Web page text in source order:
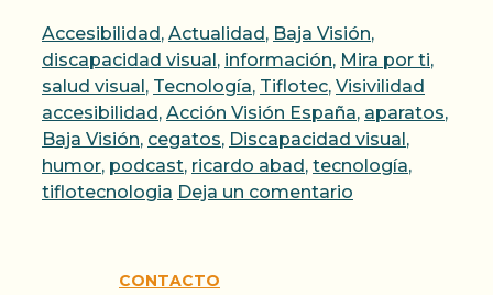
Categorías
Accesibilidad, Actualidad, Baja Visión,
discapacidad visual, información, Mira por ti,
salud visual, Tecnología, Tiflotec, Visivilidad
accesibilidad, Acción Visión España, aparatos,
Baja Visión, cegatos, Discapacidad visual,
humor, podcast, ricardo abad, tecnología,
tiflotecnologia Deja un comentario
CONTACTO